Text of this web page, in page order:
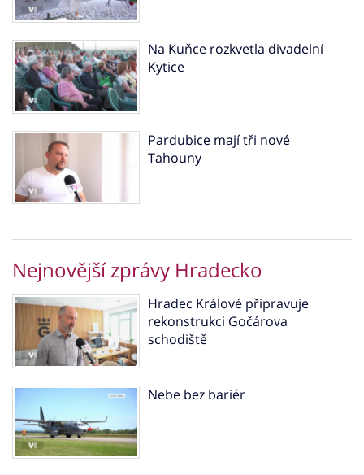
Na Kuňce rozkvetla divadelní
Kytice
Pardubice mají tři nové
Tahouny
Nejnovější zprávy Hradecko
Hradec Králové připravuje
rekonstrukci Gočárova
schodiště
Nebe bez bariér